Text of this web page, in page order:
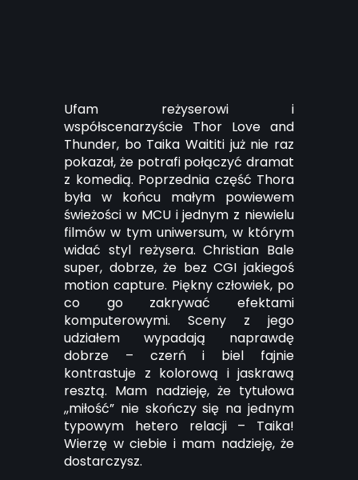
Ufam reżyserowi i
współscenarzyście Thor Love and
Thunder, bo Taika Waititi już nie raz
pokazał, że potrafi połączyć dramat
z komedią. Poprzednia część Thora
była w końcu małym powiewem
świeżości w MCU i jednym z niewielu
filmów w tym uniwersum, w którym
widać styl reżysera. Christian Bale
super, dobrze, że bez CGI jakiegoś
motion capture. Piękny człowiek, po
co go zakrywać efektami
komputerowymi. Sceny z jego
udziałem wypadają naprawdę
dobrze – czerń i biel fajnie
kontrastuje z kolorową i jaskrawą
resztą. Mam nadzieję, że tytułowa
,,miłość” nie skończy się na jednym
typowym hetero relacji – Taika!
Wierzę w ciebie i mam nadzieję, że
dostarczysz.